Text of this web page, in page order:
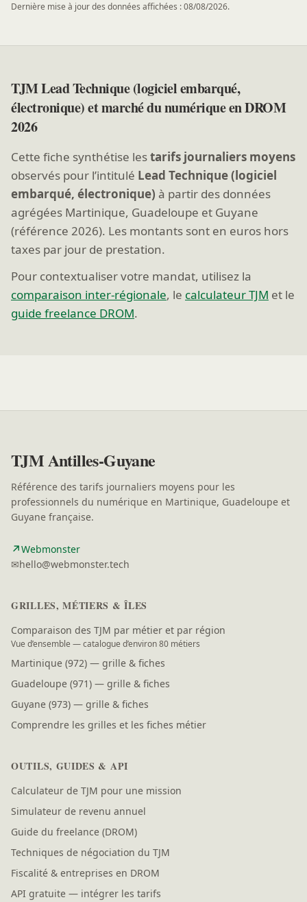
Dernière mise à jour des données affichées : 08/08/2026.
TJM Lead Technique (logiciel embarqué,
électronique) et marché du numérique en DROM
2026
Cette fiche synthétise lestarifs journaliers moyens
observés pour l’intitulé Lead Technique (logiciel
embarqué, électronique) à partir des données
agrégées Martinique, Guadeloupe et Guyane
(référence 2026). Les montants sont en euros hors
taxes par jour de prestation.
Pour contextualiser votre mandat, utilisez la
comparaison inter-régionale, le calculateur TJM et le
guide freelance DROM.
TJM Antilles-Guyane
Référence des tarifs journaliers moyens pour les
professionnels du numérique en Martinique, Guadeloupe et
Guyane française.
↗Webmonster(nouvelle fenêtre)
✉hello@webmonster.tech
GRILLES, MÉTIERS & ÎLES
Comparaison des TJM par métier et par région
Vue d’ensemble — catalogue d’environ 80 métiers
Martinique (972) — grille & fiches
Guadeloupe (971) — grille & fiches
Guyane (973) — grille & fiches
Comprendre les grilles et les fiches métier
OUTILS, GUIDES & API
Calculateur de TJM pour une mission
Simulateur de revenu annuel
Guide du freelance (DROM)
Techniques de négociation du TJM
Fiscalité & entreprises en DROM
API gratuite — intégrer les tarifs